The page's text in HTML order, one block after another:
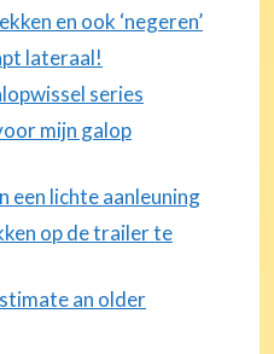
en ook ‘negeren’
lateraal!
series
mijn galop
een lichte aanleuning
op de trailer te
an older